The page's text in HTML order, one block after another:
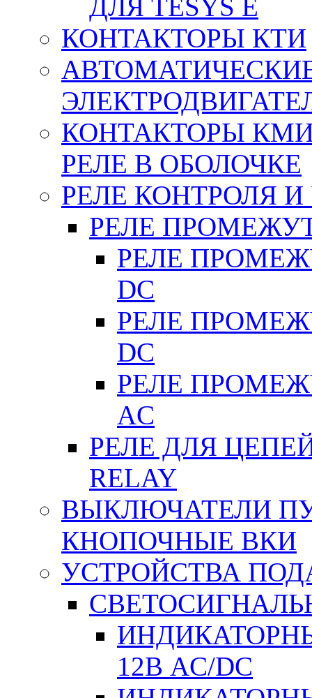
ДЛЯ TESYS E
КОНТАКТОРЫ КТИ
КОНТАКТОРЫ
РЕЛЕ В ОБОЛОЧКЕ
РЕЛЕ КОНТРОЛЯ
РЕЛЕ
РЕЛЕ
DC
РЕЛЕ
DC
РЕЛЕ
АC
РЕЛЕ ДЛЯ
RELAY
ВЫКЛЮЧАТЕЛИ
КНОПОЧНЫЕ ВКИ
УСТРОЙСТВА
12В AC/DC